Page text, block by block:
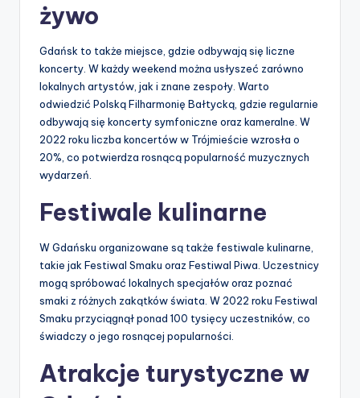
żywo
Gdańsk to także miejsce, gdzie odbywają się liczne
koncerty. W każdy weekend można usłyszeć zarówno
lokalnych artystów, jak i znane zespoły. Warto
odwiedzić Polską Filharmonię Bałtycką, gdzie regularnie
odbywają się koncerty symfoniczne oraz kameralne. W
2022 roku liczba koncertów w Trójmieście wzrosła o
20%, co potwierdza rosnącą popularność muzycznych
wydarzeń.
Festiwale kulinarne
W Gdańsku organizowane są także festiwale kulinarne,
takie jak Festiwal Smaku oraz Festiwal Piwa. Uczestnicy
mogą spróbować lokalnych specjałów oraz poznać
smaki z różnych zakątków świata. W 2022 roku Festiwal
Smaku przyciągnął ponad 100 tysięcy uczestników, co
świadczy o jego rosnącej popularności.
Atrakcje turystyczne w